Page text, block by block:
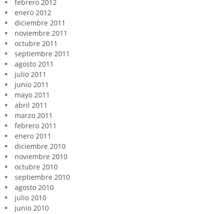
febrero 2012
enero 2012
diciembre 2011
noviembre 2011
octubre 2011
septiembre 2011
agosto 2011
julio 2011
junio 2011
mayo 2011
abril 2011
marzo 2011
febrero 2011
enero 2011
diciembre 2010
noviembre 2010
octubre 2010
septiembre 2010
agosto 2010
julio 2010
junio 2010